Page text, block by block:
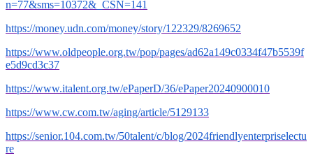
n=77&sms=10372&_CSN=141
https://money.udn.com/money/story/122329/8269652
https://www.oldpeople.org.tw/pop/pages/ad62a149c0334f47b5539f
e5d9cd3c37
https://www.italent.org.tw/ePaperD/36/ePaper20240900010
https://www.cw.com.tw/aging/article/5129133
https://senior.104.com.tw/50talent/c/blog/2024friendlyenterpriselectu
re